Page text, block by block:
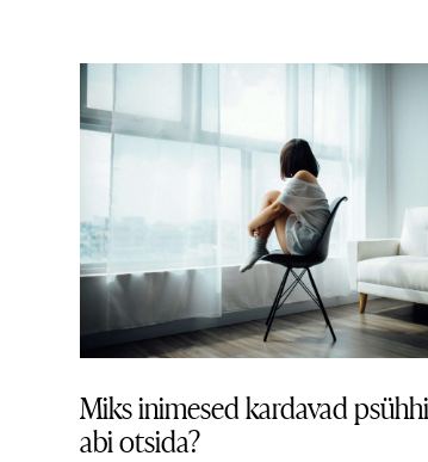
Miks inimesed kardavad
abi otsida?